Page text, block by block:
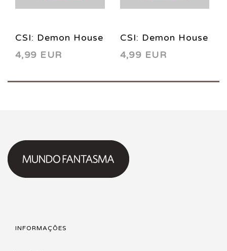
CSI: Demon House
5 2004
4,99 EUR
CSI: Demon House
2 2004
4,99 EUR
INFORMAÇÕES